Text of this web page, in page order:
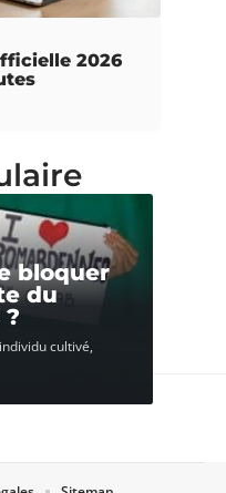
2026
bloquer
du
cultivé,